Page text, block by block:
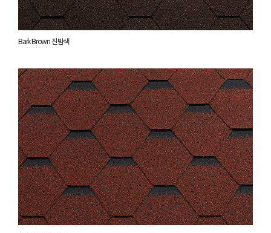
Bark Brown 진밤색